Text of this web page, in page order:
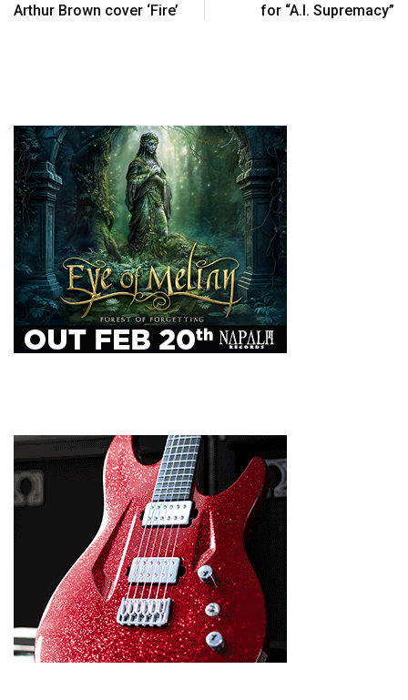
Arthur Brown cover ‘Fire’
for “A.I. Supremacy”